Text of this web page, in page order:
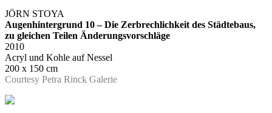
JÖRN STOYA
Augenhintergrund 10 – Die Zerbrechlichkeit des Städtebaus,
zu gleichen Teilen Änderungsvorschläge
2010
Acryl und Kohle auf Nessel
200 x 150 cm
Courtesy Petra Rinck Galerie